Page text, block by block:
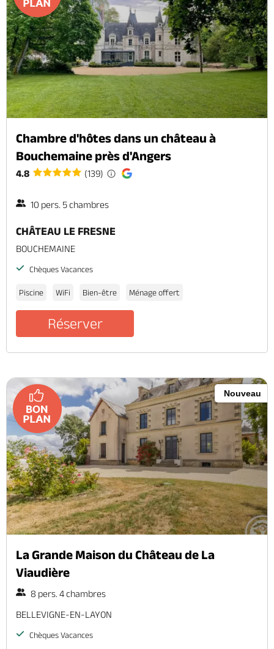
Chambre d'hôtes dans un château à
Bouchemaine près d'Angers
4.8 (139)
10 pers. 5 chambres
CHÂTEAU LE FRESNE
BOUCHEMAINE
Chèques Vacances
Piscine WiFi Bien-être Ménage offert
Réserver
Nouveau
La Grande Maison du Château de La
Viaudière
8 pers. 4 chambres
BELLEVIGNE-EN-LAYON
Chèques Vacances